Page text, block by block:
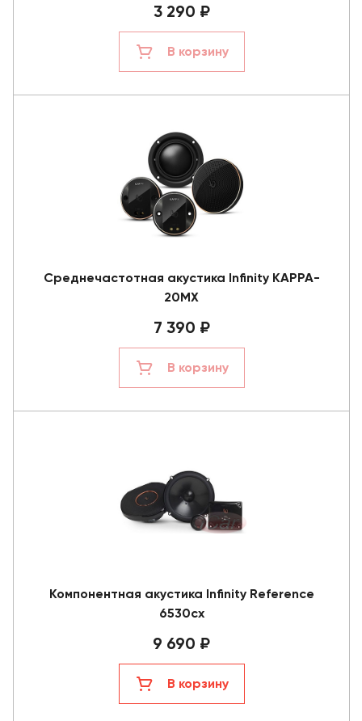
3 290 ₽
В корзину
Среднечастотная акустика Infinity KAPPA-
20MX
7 390 ₽
В корзину
Компонентная акустика Infinity Reference
6530cx
9 690 ₽
В корзину